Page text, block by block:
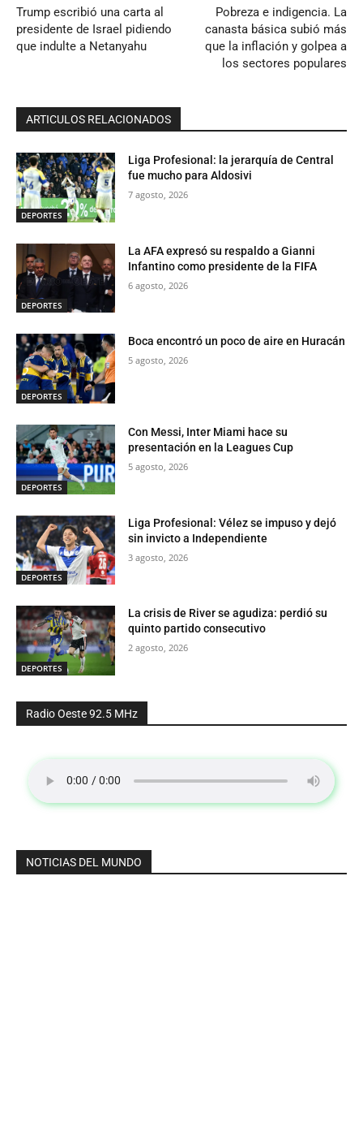
Trump escribió una carta al
presidente de Israel pidiendo
que indulte a Netanyahu
Pobreza e indigencia. La
canasta básica subió más
que la inflación y golpea a
los sectores populares
ARTICULOS RELACIONADOS
DEPORTES
Liga Profesional: la jerarquía de Central
fue mucho para Aldosivi
7 agosto, 2026
DEPORTES
La AFA expresó su respaldo a Gianni
Infantino como presidente de la FIFA
6 agosto, 2026
DEPORTES
Boca encontró un poco de aire en Huracán
5 agosto, 2026
DEPORTES
Con Messi, Inter Miami hace su
presentación en la Leagues Cup
5 agosto, 2026
DEPORTES
Liga Profesional: Vélez se impuso y dejó
sin invicto a Independiente
3 agosto, 2026
DEPORTES
La crisis de River se agudiza: perdió su
quinto partido consecutivo
2 agosto, 2026
Radio Oeste 92.5 MHz
NOTICIAS DEL MUNDO